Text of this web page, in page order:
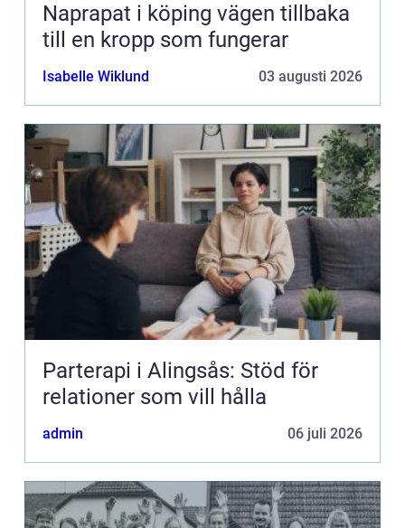
Naprapat i köping vägen tillbaka
till en kropp som fungerar
Isabelle Wiklund 03 augusti 2026
Parterapi i Alingsås: Stöd för
relationer som vill hålla
admin 06 juli 2026